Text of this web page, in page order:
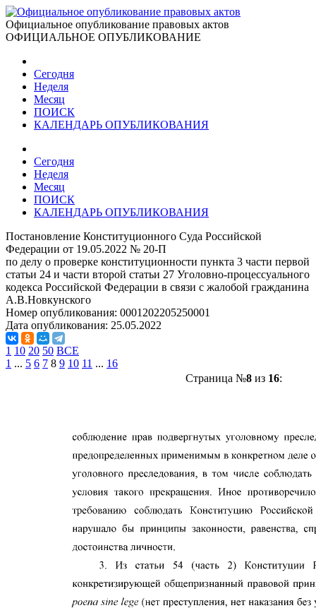
Официальное опубликование правовых актов
ОФИЦИАЛЬНОЕ ОПУБЛИКОВАНИЕ
Сегодня
Неделя
Месяц
ПОИСК
КАЛЕНДАРЬ ОПУБЛИКОВАНИЯ
Сегодня
Неделя
Месяц
ПОИСК
КАЛЕНДАРЬ ОПУБЛИКОВАНИЯ
Постановление Конституционного Суда Российской
Федерации от 19.05.2022 № 20-П
по делу о проверке конституционности пункта 3 части первой
статьи 24 и части второй статьи 27 Уголовно-процессуального
кодекса Российской Федерации в связи с жалобой гражданина
А.В.Новкунского
Номер опубликования: 0001202205250001
Дата опубликования: 25.05.2022
1 10 20 50 ВСЕ
1 ... 5 6 7 8 9 10 11 ... 16
Страница №8из 16: